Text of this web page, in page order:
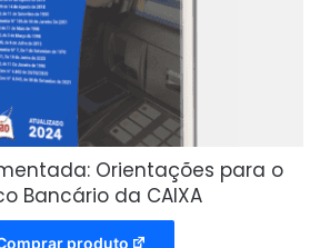
Orientações para o
Bancário da CAIXA
produto